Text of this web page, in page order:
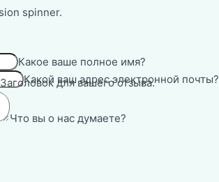
Какое ваше полное имя?
Какой ваш адрес электронной почты?
Заголовок для вашего отзыва.
Что вы о нас думаете?